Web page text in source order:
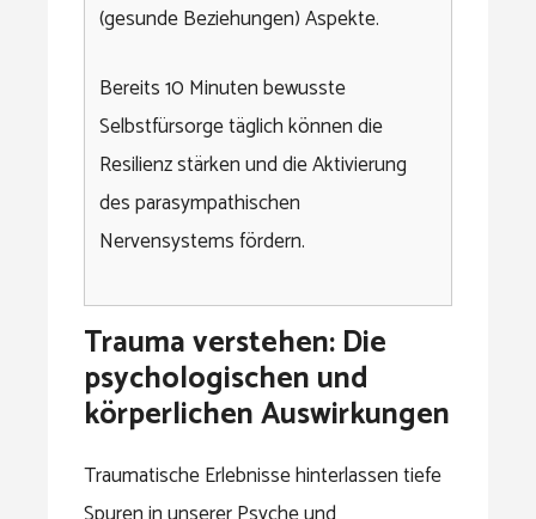
(gesunde Beziehungen) Aspekte.
Bereits 10 Minuten bewusste
Selbstfürsorge täglich können die
Resilienz stärken und die Aktivierung
des parasympathischen
Nervensystems fördern.
Trauma verstehen: Die
psychologischen und
körperlichen Auswirkungen
Traumatische Erlebnisse hinterlassen tiefe